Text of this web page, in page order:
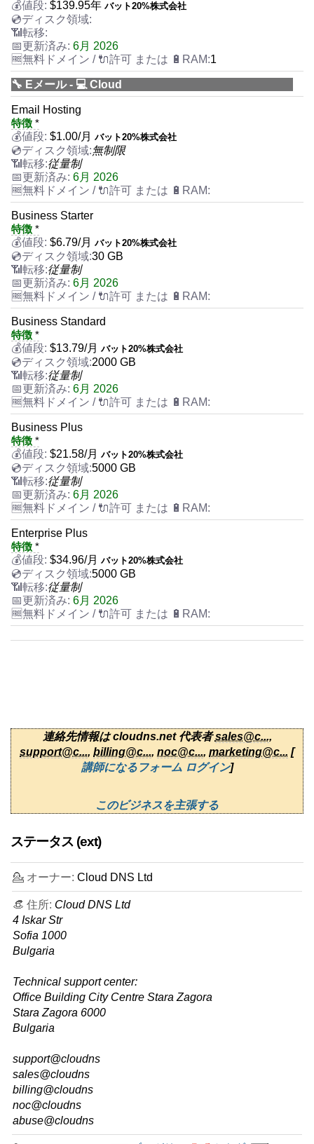
$139.95年 バット20%株式会社
6月 2026
1
🔧 Eメール - 💻 Cloud
Email Hosting
特徴 *
$1.00/月 バット20%株式会社
無制限
従量制
6月 2026
Business Starter
特徴 *
$6.79/月 バット20%株式会社
30 GB
従量制
6月 2026
Business Standard
特徴 *
$13.79/月 バット20%株式会社
2000 GB
従量制
6月 2026
Business Plus
特徴 *
$21.58/月 バット20%株式会社
5000 GB
従量制
6月 2026
Enterprise Plus
特徴 *
$34.96/月 バット20%株式会社
5000 GB
従量制
6月 2026
連絡先情報は cloudns.net 代表者sales@c...,
support@c..., billing@c..., noc@c..., marketing@c... [
講師になるフォーム ログイン]
このビジネスを主張する
ステータス (ext)
💁 オーナー: Cloud DNS Ltd
👒 住所: Cloud DNS Ltd
4 Iskar Str
Sofia 1000
Bulgaria
Technical support center:
Office Building City Centre Stara Zagora
Stara Zagora 6000
Bulgaria
support@cloudns
sales@cloudns
billing@cloudns
noc@cloudns
abuse@cloudns